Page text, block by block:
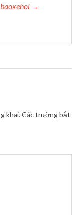
baoxehoi →
khai.Các trường bắt